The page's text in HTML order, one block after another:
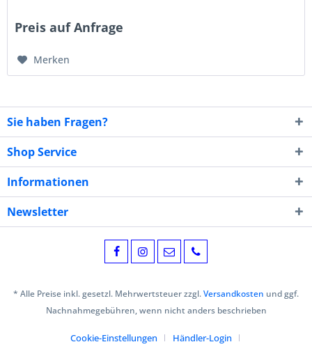
Preis auf Anfrage
Merken
Sie haben Fragen?
Shop Service
Informationen
Newsletter
* Alle Preise inkl. gesetzl. Mehrwertsteuer zzgl.Versandkosten und ggf.
Nachnahmegebühren, wenn nicht anders beschrieben
Cookie-Einstellungen Händler-Login